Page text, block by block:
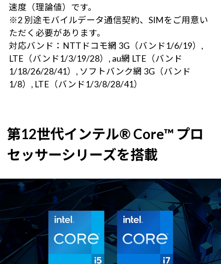
速度（理論値）です。
※2 別途モバイルデータ通信契約、SIMをご用意い
ただく必要があります。
対応バンド：NTTドコモ網 3G（バンド1/6/19）,
LTE（バンド1/3/19/28）, au網 LTE（バンド
1/18/26/28/41）, ソフトバンク網 3G（バンド
1/8）, LTE（バンド1/3/8/28/41）
第12世代インテル® Core™ プロ
セッサーシリーズを搭載